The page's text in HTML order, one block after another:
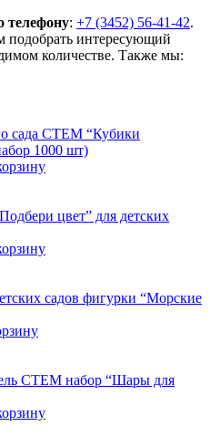
телефону: +7 (3452) 56-41-42.
интересующий
количестве. Также мы:
сада СТЕМ “Кубики
1000 шт)
цвет” для детских
садов фигурки “Морские
СТЕМ набор “Шары для